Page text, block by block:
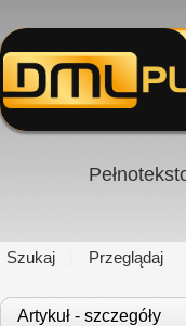
Szukaj Przeglądaj
Artykuł - szczegóły